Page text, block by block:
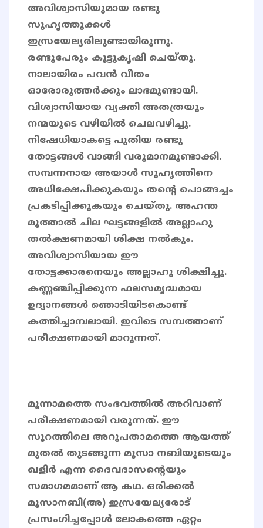
അവിശ്വാസിയുമായ രണ്ടു
സുഹൃത്തുക്കള്‍
ഇസ്രയേല്യരിലുണ്ടായിരുന്നു.
രണ്ടുപേരും കൂട്ടുകൃഷി ചെയ്തു.
നാലായിരം പവന്‍ വീതം
ഓരോരുത്തര്‍ക്കും ലാഭമുണ്ടായി.
വിശ്വാസിയായ വ്യക്തി അതത്രയും
നന്മയുടെ വഴിയില്‍ ചെലവഴിച്ചു.
നിഷേധിയാകട്ടെ പുതിയ രണ്ടു
തോട്ടങ്ങള്‍ വാങ്ങി വരുമാനമുണ്ടാക്കി.
സമ്പന്നനായ അയാള്‍ സുഹൃത്തിനെ
അധിക്ഷേപിക്കുകയും തന്റെ പൊങ്ങച്ചം
പ്രകടിപ്പിക്കുകയും ചെയ്തു. അഹന്ത
മൂത്താല്‍ ചില ഘട്ടങ്ങളില്‍ അല്ലാഹു
തല്‍ക്ഷണമായി ശിക്ഷ നല്‍കും.
അവിശ്വാസിയായ ഈ
തോട്ടക്കാരനെയും അല്ലാഹു ശിക്ഷിച്ചു.
കണ്ണഞ്ചിപ്പിക്കുന്ന ഫലസമൃദ്ധമായ
ഉദ്യാനങ്ങള്‍ ഞൊടിയിടകൊണ്ട്
കത്തിച്ചാമ്പലായി. ഇവിടെ സമ്പത്താണ്
പരീക്ഷണമായി മാറുന്നത്.
മൂന്നാമത്തെ സംഭവത്തിൽ അറിവാണ്
പരീക്ഷണമായി വരുന്നത്. ഈ
സൂറത്തിലെ അറുപതാമത്തെ ആയത്ത്
മുതൽ തുടങ്ങുന്ന മൂസാ നബിയുടെയും
ഖളിർ എന്ന ദൈവദാസന്റെയും
സമാഗമമാണ് ആ കഥ. ഒരിക്കല്‍
മൂസാനബി(അ) ഇസ്രയേല്യരോട്
പ്രസംഗിച്ചപ്പോള്‍ ലോകത്തെ ഏറ്റം